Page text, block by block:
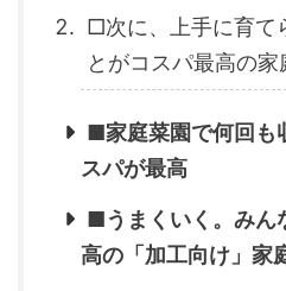
□次に、上手に育て
とがコスパ最高の家
■家庭菜園で何回も
スパが最高
■うまくいく。みん
高の「加工向け」家